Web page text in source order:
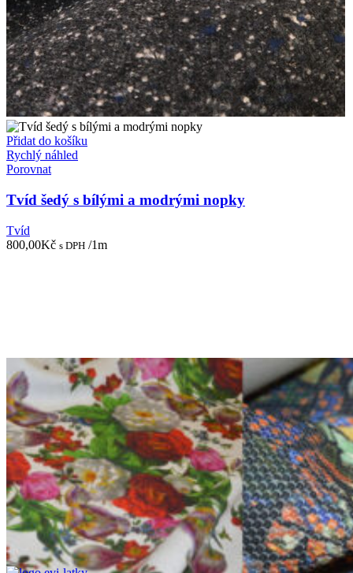
Přidat do košíku
Rychlý náhled
Porovnat
Tvíd šedý s bílými a modrými nopky
Tvíd
800,00Kč s DPH /1m